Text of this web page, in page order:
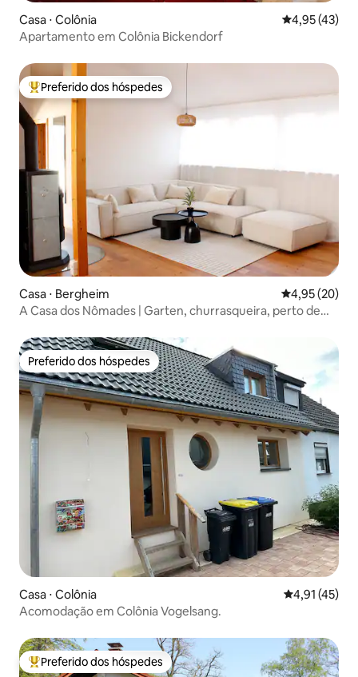
Casa ⋅ Colônia 4,95 de uma
4,95 (43)
Apartamento em Colônia Bickendorf
Entre os melhores preferidos dos hóspedes
Preferido dos hóspedes
Casa ⋅ Bergheim 4,95 de uma
4,95 (20)
A Casa dos Nômades | Garten, churrasqueira, perto de
Preferido dos hóspedes
Preferido dos hóspedes
Casa ⋅ Colônia 4,91 de uma
4,91 (45)
Acomodação em Colônia Vogelsang.
Entre os melhores preferidos dos hóspedes
Preferido dos hóspedes